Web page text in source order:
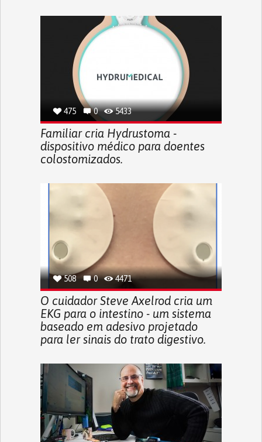
475 0 5433
Familiar cria Hydrustoma -
dispositivo médico para doentes
colostomizados.
508 0 4471
O cuidador Steve Axelrod cria um
EKG para o intestino - um sistema
baseado em adesivo projetado
para ler sinais do trato digestivo.